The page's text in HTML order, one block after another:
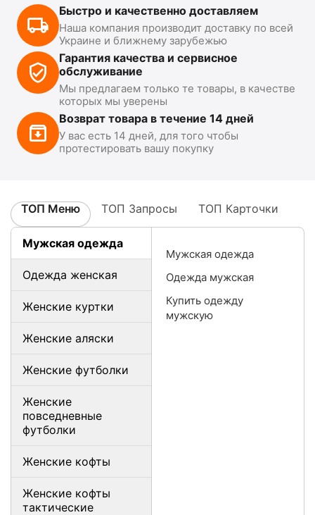
Быстро и качественно доставляем
Наша компания производит доставку по всей
Украине и ближнему зарубежью
Гарантия качества и сервисное
обслуживание
Мы предлагаем только те товары, в качестве
которых мы уверены
Возврат товара в течение 14 дней
У вас есть 14 дней, для того чтобы
протестировать вашу покупку
ТОП Меню ТОП Запросы ТОП Карточки
Мужская одежда
Одежда женская
Женские куртки
Женские аляски
Женские футболки
Женские
повседневные
футболки
Женские кофты
Женские кофты
тактические
Мужская одежда
Одежда мужская
Купить одежду
мужскую